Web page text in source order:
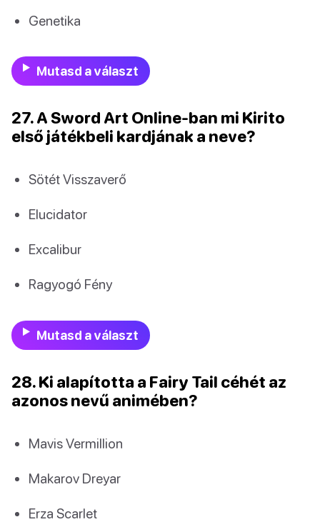
Genetika
Mutasd a választ
27. A Sword Art Online-ban mi Kirito
első játékbeli kardjának a neve?
Sötét Visszaverő
Elucidator
Excalibur
Ragyogó Fény
Mutasd a választ
28. Ki alapította a Fairy Tail céhét az
azonos nevű animében?
Mavis Vermillion
Makarov Dreyar
Erza Scarlet